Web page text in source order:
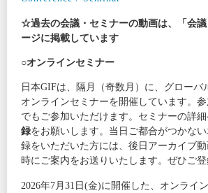
☆過去の会議・セミナーの動画は、「会
ージに掲載しています
○オンラインセミナー
日本GIFは、隔月（奇数月）に、グローバ
オンラインセミナーを開催しています。
でもご参加いただけます。セミナーの詳
録をお願いします。当日ご都合がつかな
録をいただいた方には、後日アーカイブ
時にご案内をお送りいたします。ぜひご登
2026年7月31日(金)に開催した、オンライ